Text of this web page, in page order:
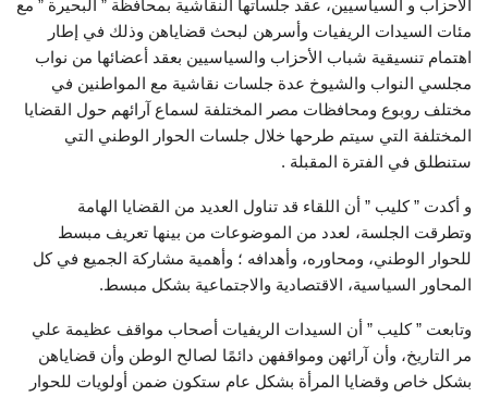
الأحزاب و السياسيين، عقد جلساتها النقاشية بمحافظة ” البحيرة ” مع
مئات السيدات الريفيات وأسرهن لبحث قضاياهن وذلك في إطار
اهتمام تنسيقية شباب الأحزاب والسياسيين بعقد أعضائها من نواب
مجلسي النواب والشيوخ عدة جلسات نقاشية مع المواطنين في
مختلف روبوع ومحافظات مصر المختلفة لسماع آرائهم حول القضايا
المختلفة التي سيتم طرحها خلال جلسات الحوار الوطني التي
ستنطلق في الفترة المقبلة .
و أكدت ” كليب ” أن اللقاء قد تناول العديد من القضايا الهامة
وتطرقت الجلسة، لعدد من الموضوعات من بينها تعريف مبسط
للحوار الوطني، ومحاوره، وأهدافه ؛ وأهمية مشاركة الجميع في كل
المحاور السياسية، الاقتصادية والاجتماعية بشكل مبسط.
وتابعت ” كليب ” أن السيدات الريفيات أصحاب مواقف عظيمة علي
مر التاريخ، وأن آرائهن ومواقفهن دائمًا لصالح الوطن وأن قضاياهن
بشكل خاص وقضايا المرأة بشكل عام ستكون ضمن أولويات للحوار